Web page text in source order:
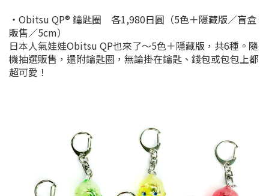
・Obitsu QP® 鑰匙圈 各1,980日圓（5色＋隱藏版／盲盒
販售／5cm）
日本人氣娃娃Obitsu QP也來了～5色＋隱藏版，共6種。隨
機抽選販售，還附鑰匙圈，無論掛在鑰匙、錢包或包包上都
超可愛！